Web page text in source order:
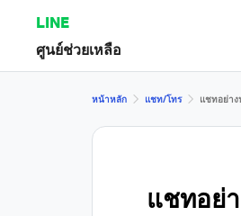
LINE
ศูนย์ช่วยเหลือ
หน้าหลัก แชท/โทร แชทอย่า
แชทอย่